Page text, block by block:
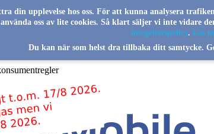
din upplevelse hos oss. För att kunna analysera
oss av lite cookies. Så klart säljer vi inte
integritetspolicy. Läs
Du kan när som helst dra tillbaka ditt samtycke.